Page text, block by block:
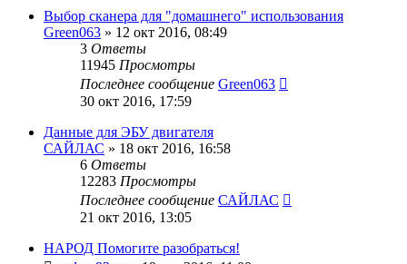
Выбор сканера для "домашнего" использования
Green063 » 12 окт 2016, 08:49
3 Ответы
11945 Просмотры
Последнее сообщение Green063
30 окт 2016, 17:59
Данные для ЭБУ двигателя
САЙЛАС » 18 окт 2016, 16:58
6 Ответы
12283 Просмотры
Последнее сообщение САЙЛАС
21 окт 2016, 13:05
НАРОД Помогите разобраться!